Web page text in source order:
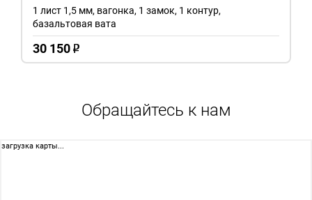
30 150 o
1 лист 1,5 мм, вагонка, 1 замок, 1 контур,
базальтовая вата
Обращайтесь к нам
загрузка карты...